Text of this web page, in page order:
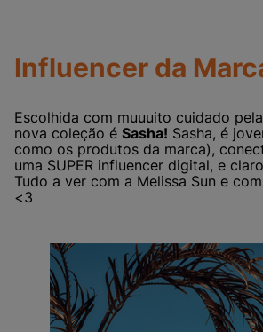
Influencer da
Escolhida com muuuito cuidado
nova coleção é Sasha! Sasha, é
como os produtos da marca),
uma SUPER influencer digital, e
Tudo a ver com a Melissa Sun e
<3